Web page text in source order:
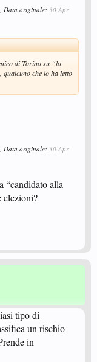
, Data originale: 30 Apr
di Torino su “lo
che lo ha letto
, Data originale: 30 Apr
alla
elezioni?
tipo di
un rischio
in